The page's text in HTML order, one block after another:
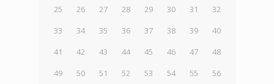
25
26 27 28 29 30 31
32
33
34 35 36 37 38 39
40
41
42 43 44 45 46 47
48
49
50 51 52 53 54 55
56